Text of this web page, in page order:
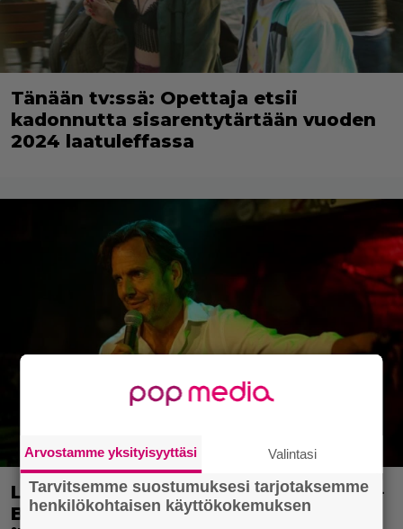
Tänään tv:ssä: Opettaja etsii
kadonnutta sisarentytärtään vuoden
2024 laatuleffassa
Lavakomiikkaa ja parisuhdedraamaa –
Bradley Cooper tarkkailee
Arvostamme yksityisyyttäsi Valintasi
Tarvitsemme suostumuksesi tarjotaksemme
henkilökohtaisen käyttökokemuksen